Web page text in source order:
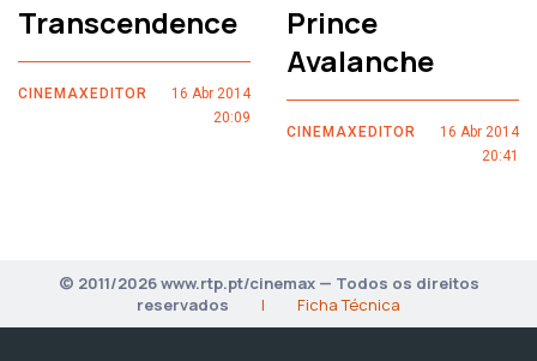
Transcendence
CINEMAXEDITOR
16 Abr 2014
20:09
Prince
Avalanche
CINEMAXEDITOR
16 Abr 2014
20:41
© 2011/2026 www.rtp.pt/cinemax — Todos os direitos
reservados
| Ficha Técnica